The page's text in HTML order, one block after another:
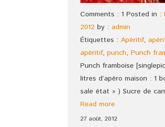
Comments : 1 Posted in :
2012 by : admin
Étiquettes : Apéritif,
apéritif, punch, Punch
Punch framboise
litres d’apéro maison : 1
sale état » ) Sucre de
Read more
27 août, 2012